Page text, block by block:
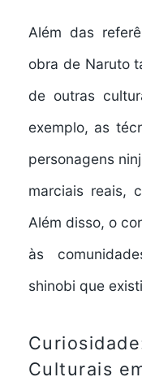
Além das
obra de Naruto
de outras
exemplo, as
personagens
marciais reais,
Além disso, o
às
shinobi que
Culturais